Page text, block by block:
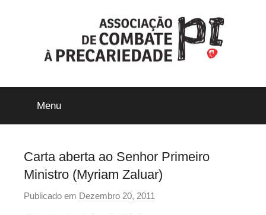
ACP-
Precári@s
Inflexíveis
Menu
Carta aberta ao Senhor Primeiro
Ministro (Myriam Zaluar)
Publicado em Dezembro 20, 2011